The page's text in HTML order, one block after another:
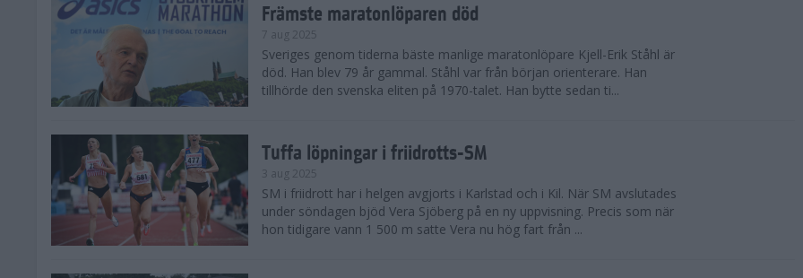
Främste maratonlöparen död
7 aug 2025
Sveriges genom tiderna bäste manlige maratonlöpare Kjell-Erik Ståhl är
död. Han blev 79 år gammal. Ståhl var från början orienterare. Han
tillhörde den svenska eliten på 1970-talet. Han bytte sedan ti...
Tuffa löpningar i friidrotts-SM
3 aug 2025
SM i friidrott har i helgen avgjorts i Karlstad och i Kil. När SM avslutades
under söndagen bjöd Vera Sjöberg på en ny uppvisning. Precis som när
hon tidigare vann 1 500 m satte Vera nu hög fart från ...